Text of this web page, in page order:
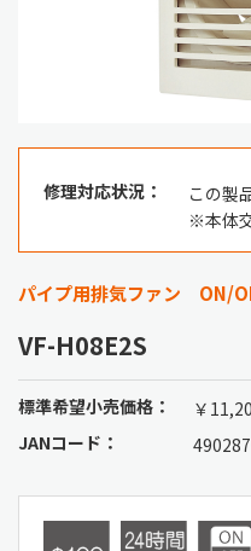
修理対応状況：
この製
※本体
パイプ用排気ファン ON/
VF-H08E2S
標準希望小売価格：
￥
JANコード：